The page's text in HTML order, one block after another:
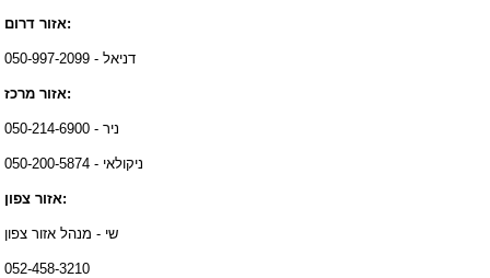
אזור דרום:
דניאל - 050-997-2099
אזור מרכז:
ניר - 050-214-6900
ניקולאי - 050-200-5874
אזור צפון:
שי - מנהל אזור צפון
052-458-3210